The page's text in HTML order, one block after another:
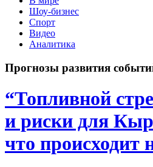
Шоу-бизнес
Спорт
Видео
Аналитика
Прогнозы развития
“Топливной
и риски для
что происходит